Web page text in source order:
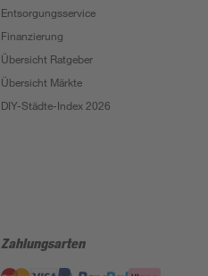
Entsorgungsservice
Finanzierung
Übersicht Ratgeber
Übersicht Märkte
DIY-Städte-Index 2026
Zahlungsarten